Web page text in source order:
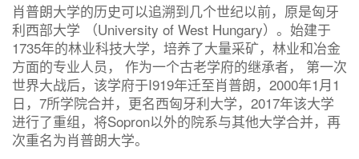
肖普朗大学的历史可以追溯到几个世纪以前，原是匈牙
利西部大学 （University of West Hungary）。始建于
1735年的林业科技大学，培养了大量采矿，林业和冶金
方面的专业人员， 作为一个古老学府的继承者， 第一次
世界大战后，该学府于I919年迁至肖普朗，2000年1月1
日，7所学院合并，更名西匈牙利大学，2017年该大学
进行了重组，将Sopron以外的院系与其他大学合并，再
次重名为肖普朗大学。